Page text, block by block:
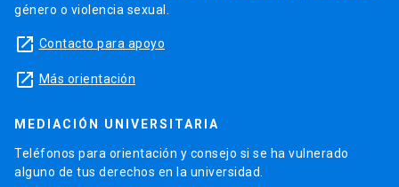
género o violencia sexual.
launch Contacto para apoyo
launch Más orientación
MEDIACIÓN UNIVERSITARIA
Teléfonos para orientación y consejo si se ha vulnerado
alguno de tus derechos en la universidad.